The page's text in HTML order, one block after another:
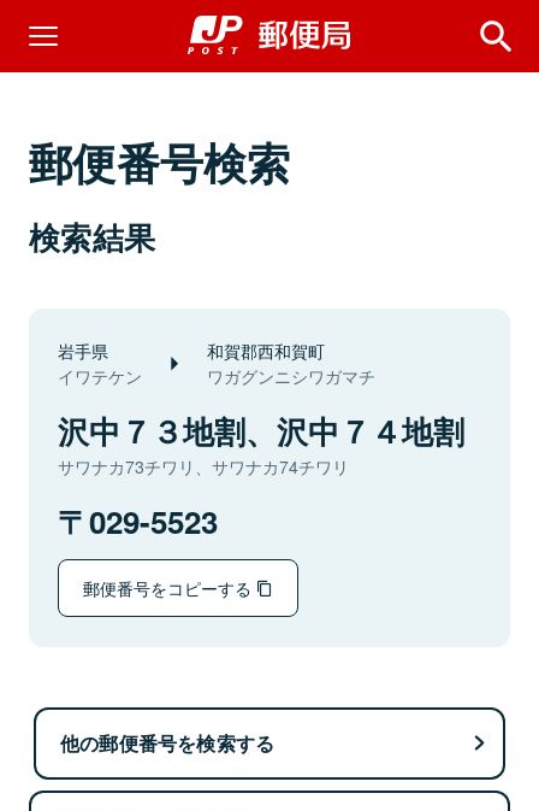
郵便番号検索
検索結果
岩手県
イワテケン
和賀郡西和賀町
ワガグンニシワガマチ
沢中７３地割、沢中７４地割
サワナカ73チワリ、サワナカ74チワリ
029-5523
郵便番号をコピーする
他の郵便番号を検索する